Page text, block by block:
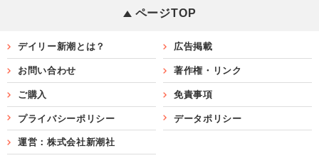
ページTOP
デイリー新潮とは？ 広告掲載
お問い合わせ 著作権・リンク
ご購入 免責事項
プライバシーポリシー データポリシー
運営：株式会社新潮社